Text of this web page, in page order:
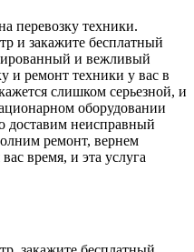
перевозку техники.
и закажите бесплатный
и вежливый
и ремонт техники у вас в
слишком серьезной, и
оборудовании
доставим неисправный
ремонт, вернем
время, и эта услуга